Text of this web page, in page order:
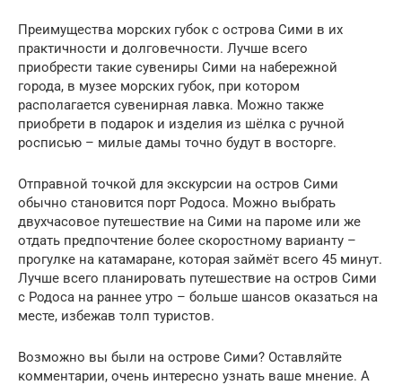
Преимущества морских губок с острова Сими в их
практичности и долговечности. Лучше всего
приобрести такие сувениры Сими на набережной
города, в музее морских губок, при котором
располагается сувенирная лавка. Можно также
приобрети в подарок и изделия из шёлка с ручной
росписью – милые дамы точно будут в восторге.
Отправной точкой для экскурсии на остров Сими
обычно становится порт Родоса. Можно выбрать
двухчасовое путешествие на Сими на пароме или же
отдать предпочтение более скоростному варианту –
прогулке на катамаране, которая займёт всего 45 минут.
Лучше всего планировать путешествие на остров Сими
с Родоса на раннее утро – больше шансов оказаться на
месте, избежав толп туристов.
Возможно вы были на острове Сими? Оставляйте
комментарии, очень интересно узнать ваше мнение. А